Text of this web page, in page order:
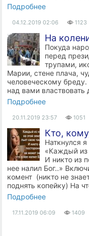
Подробнее
04.12.2019 02:06 1123
На
Покуда
перед
трупами,
Марии, стене плача,
человеческому
над вами властвовать
Подробнее
20.11.2019 23:57 1051
Кто,
Наткнулся
«Каждый из
И никто из
нее налил Бог..»
комент (никто не
поднять копейку) На
Подробнее
17.11.2019 06:09 1409